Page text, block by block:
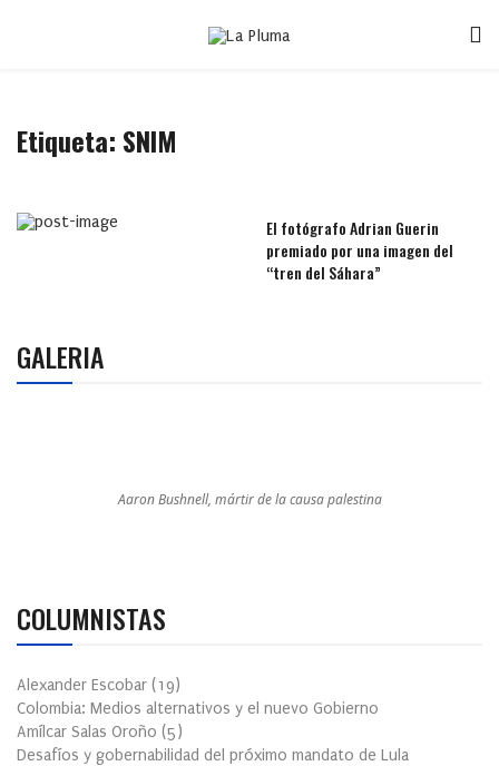
Etiqueta: SNIM
El fotógrafo Adrian Guerin
premiado por una imagen del
“tren del Sáhara”
GALERIA
Aaron Bushnell, mártir de la causa palestina
COLUMNISTAS
Alexander Escobar (19)
Colombia: Medios alternativos y el nuevo Gobierno
Amílcar Salas Oroño (5)
Desafíos y gobernabilidad del próximo mandato de Lula